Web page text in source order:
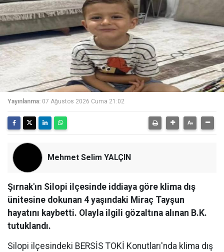
Yayınlanma: 07 Ağustos 2026 Cuma 21:02
Mehmet Selim YALÇIN
Şırnak'ın Silopi ilçesinde iddiaya göre klima dış
ünitesine dokunan 4 yaşındaki Miraç Tayşun
hayatını kaybetti. Olayla ilgili gözaltına alınan B.K.
tutuklandı.
Silopi ilçesindeki BERSİS TOKİ Konutları'nda klima dış